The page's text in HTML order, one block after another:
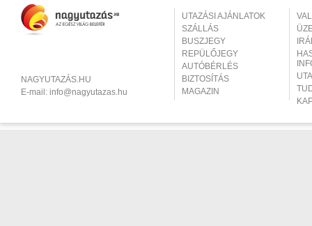
NAGYUTAZÁS.HU
E-mail: info@nagyutazas.hu
UTAZÁSI AJÁNLATOK
SZÁLLÁS
BUSZJEGY
REPÜLŐJEGY
AUTÓBÉRLÉS
BIZTOSÍTÁS
MAGAZIN